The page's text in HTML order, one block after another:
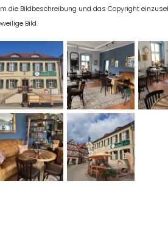
die Bildbeschreibung und das Copyright
Bild.